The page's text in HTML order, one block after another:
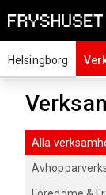
Helsingborg
Alla